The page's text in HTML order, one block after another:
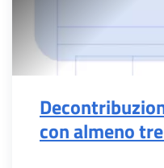
con almeno